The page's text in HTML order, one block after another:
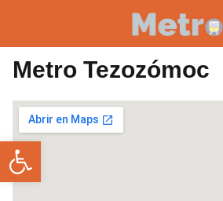
Metro Tezozómoc
Abrir barra de herramientas